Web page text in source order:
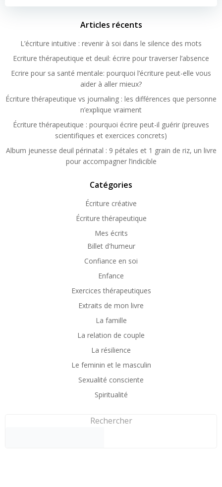
Articles récents
L’écriture intuitive : revenir à soi dans le silence des mots
Ecriture thérapeutique et deuil: écrire pour traverser l’absence
Ecrire pour sa santé mentale: pourquoi l’écriture peut-elle vous
aider à aller mieux?
Écriture thérapeutique vs journaling : les différences que personne
n’explique vraiment
Écriture thérapeutique : pourquoi écrire peut-il guérir (preuves
scientifiques et exercices concrets)
Album jeunesse deuil périnatal : 9 pétales et 1 grain de riz, un livre
pour accompagner l’indicible
Catégories
Écriture créative
Écriture thérapeutique
Mes écrits
Billet d'humeur
Confiance en soi
Enfance
Exercices thérapeutiques
Extraits de mon livre
La famille
La relation de couple
La résilience
Le feminin et le masculin
Sexualité consciente
Spiritualité
Rechercher